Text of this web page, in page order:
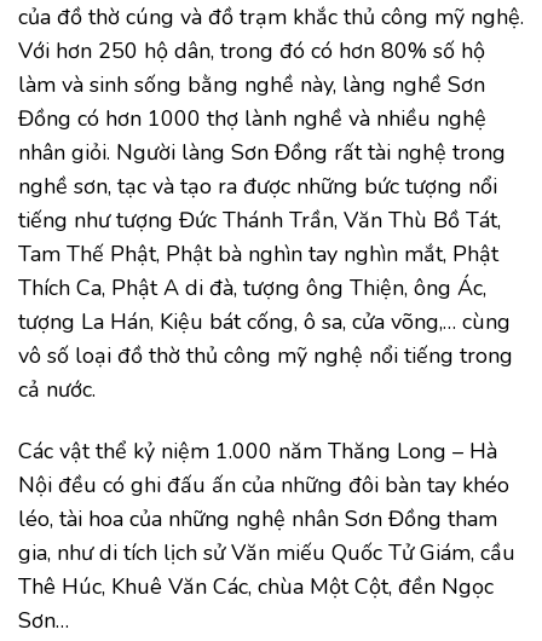
của đồ thờ cúng và đồ trạm khắc thủ công mỹ nghệ.
Với hơn 250 hộ dân, trong đó có hơn 80% số hộ
làm và sinh sống bằng nghề này, làng nghề Sơn
Đồng có hơn 1000 thợ lành nghề và nhiều nghệ
nhân giỏi. Người làng Sơn Đồng rất tài nghệ trong
nghề sơn, tạc và tạo ra được những bức tượng nổi
tiếng như tượng Đức Thánh Trần, Văn Thù Bồ Tát,
Tam Thế Phật, Phật bà nghìn tay nghìn mắt, Phật
Thích Ca, Phật A di đà, tượng ông Thiện, ông Ác,
tượng La Hán, Kiệu bát cống, ô sa, cửa võng,… cùng
vô số loại đồ thờ thủ công mỹ nghệ nổi tiếng trong
cả nước.
Các vật thể kỷ niệm 1.000 năm Thăng Long – Hà
Nội đều có ghi đấu ấn của những đôi bàn tay khéo
léo, tài hoa của những nghệ nhân Sơn Đồng tham
gia, như di tích lịch sử Văn miếu Quốc Tử Giám, cầu
Thê Húc, Khuê Văn Các, chùa Một Cột, đền Ngọc
Sơn…